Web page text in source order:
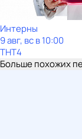
Интерны
9 авг, вс в 10:00
ТНТ4
Больше похожих